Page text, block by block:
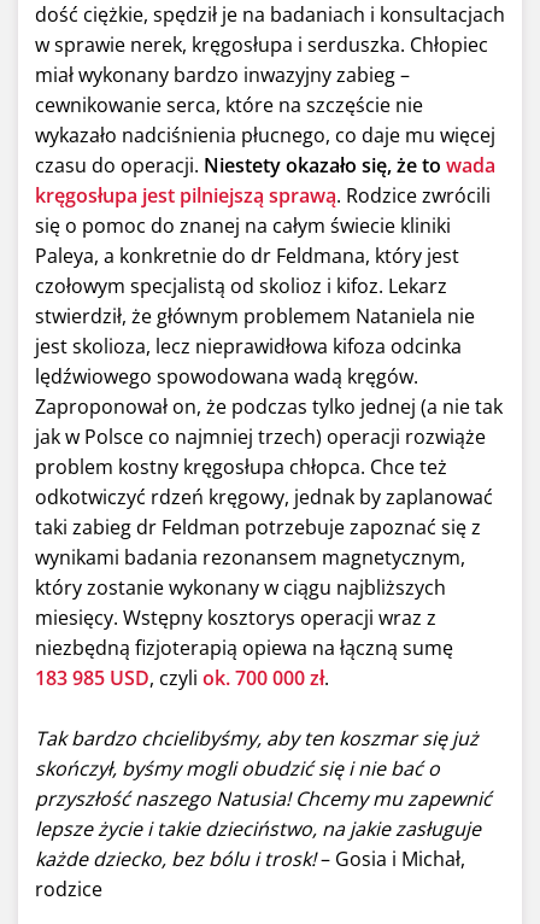
dość ciężkie, spędził je na badaniach i konsultacjach
w sprawie nerek, kręgosłupa i serduszka. Chłopiec
miał wykonany bardzo inwazyjny zabieg –
cewnikowanie serca, które na szczęście nie
wykazało nadciśnienia płucnego, co daje mu więcej
czasu do operacji. Niestety okazało się, że to wada
kręgosłupa jest pilniejszą sprawą. Rodzice zwrócili
się o pomoc do znanej na całym świecie kliniki
Paleya, a konkretnie do dr Feldmana, który jest
czołowym specjalistą od skolioz i kifoz. Lekarz
stwierdził, że głównym problemem Nataniela nie
jest skolioza, lecz nieprawidłowa kifoza odcinka
lędźwiowego spowodowana wadą kręgów.
Zaproponował on, że podczas tylko jednej (a nie tak
jak w Polsce co najmniej trzech) operacji rozwiąże
problem kostny kręgosłupa chłopca. Chce też
odkotwiczyć rdzeń kręgowy, jednak by zaplanować
taki zabieg dr Feldman potrzebuje zapoznać się z
wynikami badania rezonansem magnetycznym,
który zostanie wykonany w ciągu najbliższych
miesięcy. Wstępny kosztorys operacji wraz z
niezbędną fizjoterapią opiewa na łączną sumę
183 985 USD, czyli ok. 700 000 zł.
Tak bardzo chcielibyśmy, aby ten koszmar się już
skończył, byśmy mogli obudzić się i nie bać o
przyszłość naszego Natusia! Chcemy mu zapewnić
lepsze życie i takie dzieciństwo, na jakie zasługuje
każde dziecko, bez bólu i trosk!– Gosia i Michał,
rodzice